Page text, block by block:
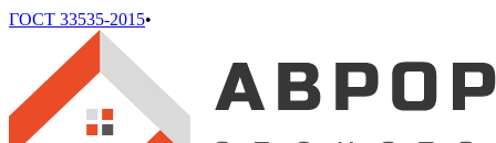
ГОСТ 33535-2015•